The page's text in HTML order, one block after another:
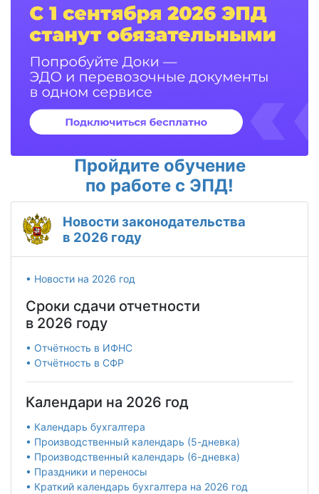
Пройдите обучение
по работе с ЭПД!
Новости законодательства
в 2026 году
• Новости на 2026 год
Сроки сдачи отчетности
в 2026 году
• Отчётность в ИФНС
• Отчётность в СФР
Календари на 2026 год
• Календарь бухгалтера
• Производственный календарь (5-дневка)
• Производственный календарь (6-дневка)
• Праздники и переносы
• Краткий календарь бухгалтера на 2026 год